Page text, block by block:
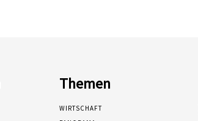
Themen
WIRTSCHAFT